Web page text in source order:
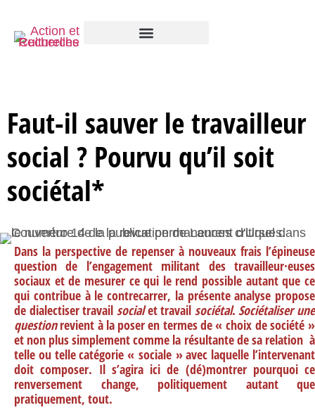
Faut-il sauver le travailleur
social ? Pourvu qu’il soit
sociétal*
Dans la perspective de repenser à nouveaux frais l’épineuse
question de l’engagement militant des travailleur·euses
sociaux et de mesurer ce qui le rend possible autant que ce
qui contribue à le contrecarrer, la présente analyse propose
de dialectiser travail socialet travail sociétal.Sociétaliser une
questionrevient à la poser en termes de « choix de société »
et non plus simplement comme la résultante de sa relation à
telle ou telle catégorie « sociale » avec laquelle l’intervenant
doit composer. Il s’agira ici de (dé)montrer pourquoi ce
renversement change, politiquement autant que
pratiquement, tout.